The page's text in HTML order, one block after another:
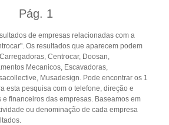
Pág. 1
de empresas relacionadas com a
Os resultados que aparecem podem
Centrocar, Doosan,
Mecanicos, Escavadoras,
Musadesign. Pode encontrar os 1
esta pesquisa com o telefone, direção e
financeiros das empresas. Baseamos em
ou denominação de cada empresa